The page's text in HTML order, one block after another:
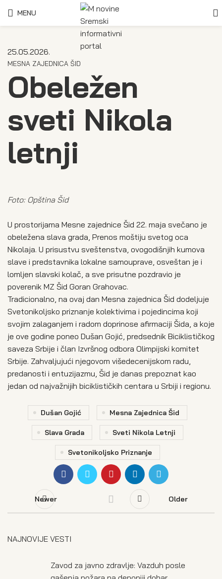
MENU
25.05.2026.
MESNA ZAJEDNICA ŠID
Obeležen
sveti Nikola
letnji
Foto: Opština Šid
U prostorijama Mesne zajednice Šid 22. maja svečano je
obeležena slava grada, Prenos moštiju svetog oca
Nikolaja. U prisustvu sveštenstva, ovogodišnjih kumova
slave i predstavnika lokalne samouprave, osveštan je i
lomljen slavski kolač, a sve prisutne pozdravio je
poverenik MZ Šid Goran Grahovac.
Tradicionalno, na ovaj dan Mesna zajednica Šid dodeljuje
Svetonikoljsko priznanje kolektivima i pojedincima koji
svojim zalaganjem i radom doprinose afirmaciji Šida, a koje
je ove godine poneo Dušan Gojić, predsednik Biciklističkog
saveza Srbije i član Izvršnog odbora Olimpijski komitet
Srbije. Zahvaljujući njegovom višedecenijskom radu,
predanosti i entuzijazmu, Šid je danas prepoznat kao
jedan od najvažnijih biciklističkih centara u Srbiji i regionu.
Dušan Gojić Mesna Zajednica Šid
Slava Grada Sveti Nikola Letnji
Svetonikoljsko Priznanje
Newer Older
NAJNOVIJE VESTI
Zavod za javno zdravlje: Vazduh posle